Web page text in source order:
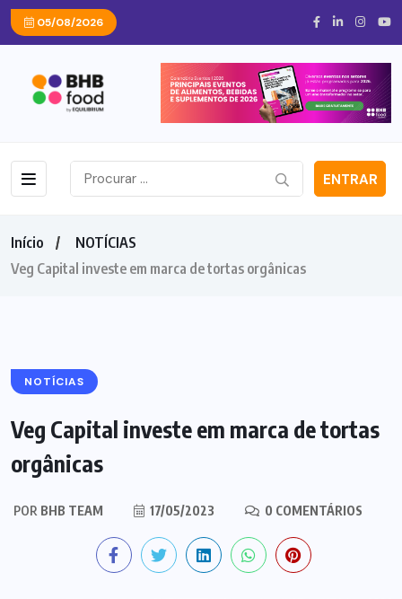
05/08/2026
ENTRAR
Início
NOTÍCIAS
Veg Capital investe em marca de tortas orgânicas
NOTÍCIAS
Veg Capital investe em marca de tortas
orgânicas
POR BHB TEAM 17/05/2023 0 COMENTÁRIOS